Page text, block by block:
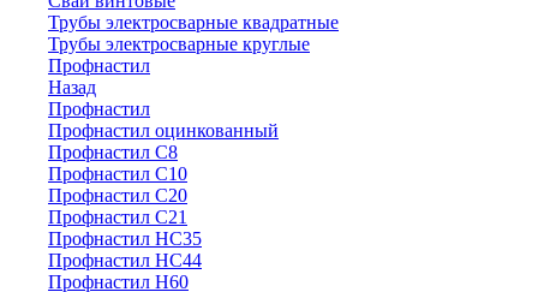
Трубы электросварные квадратные
Трубы электросварные круглые
Профнастил
Назад
Профнастил
Профнастил оцинкованный
Профнастил С8
Профнастил С10
Профнастил С20
Профнастил С21
Профнастил НС35
Профнастил НС44
Профнастил Н60